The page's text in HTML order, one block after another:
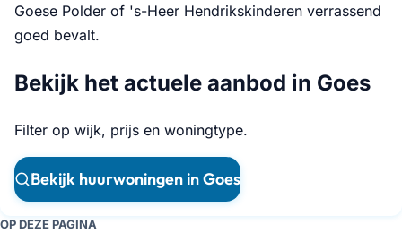
Goese Polder of 's-Heer Hendrikskinderen verrassend
goed bevalt.
Bekijk het actuele aanbod in Goes
Filter op wijk, prijs en woningtype.
Bekijk huurwoningen in Goes
OP DEZE PAGINA